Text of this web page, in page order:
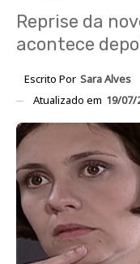
Reprise da
acontece
Escrito Por Sara Alves
Atualizado em 19/07/